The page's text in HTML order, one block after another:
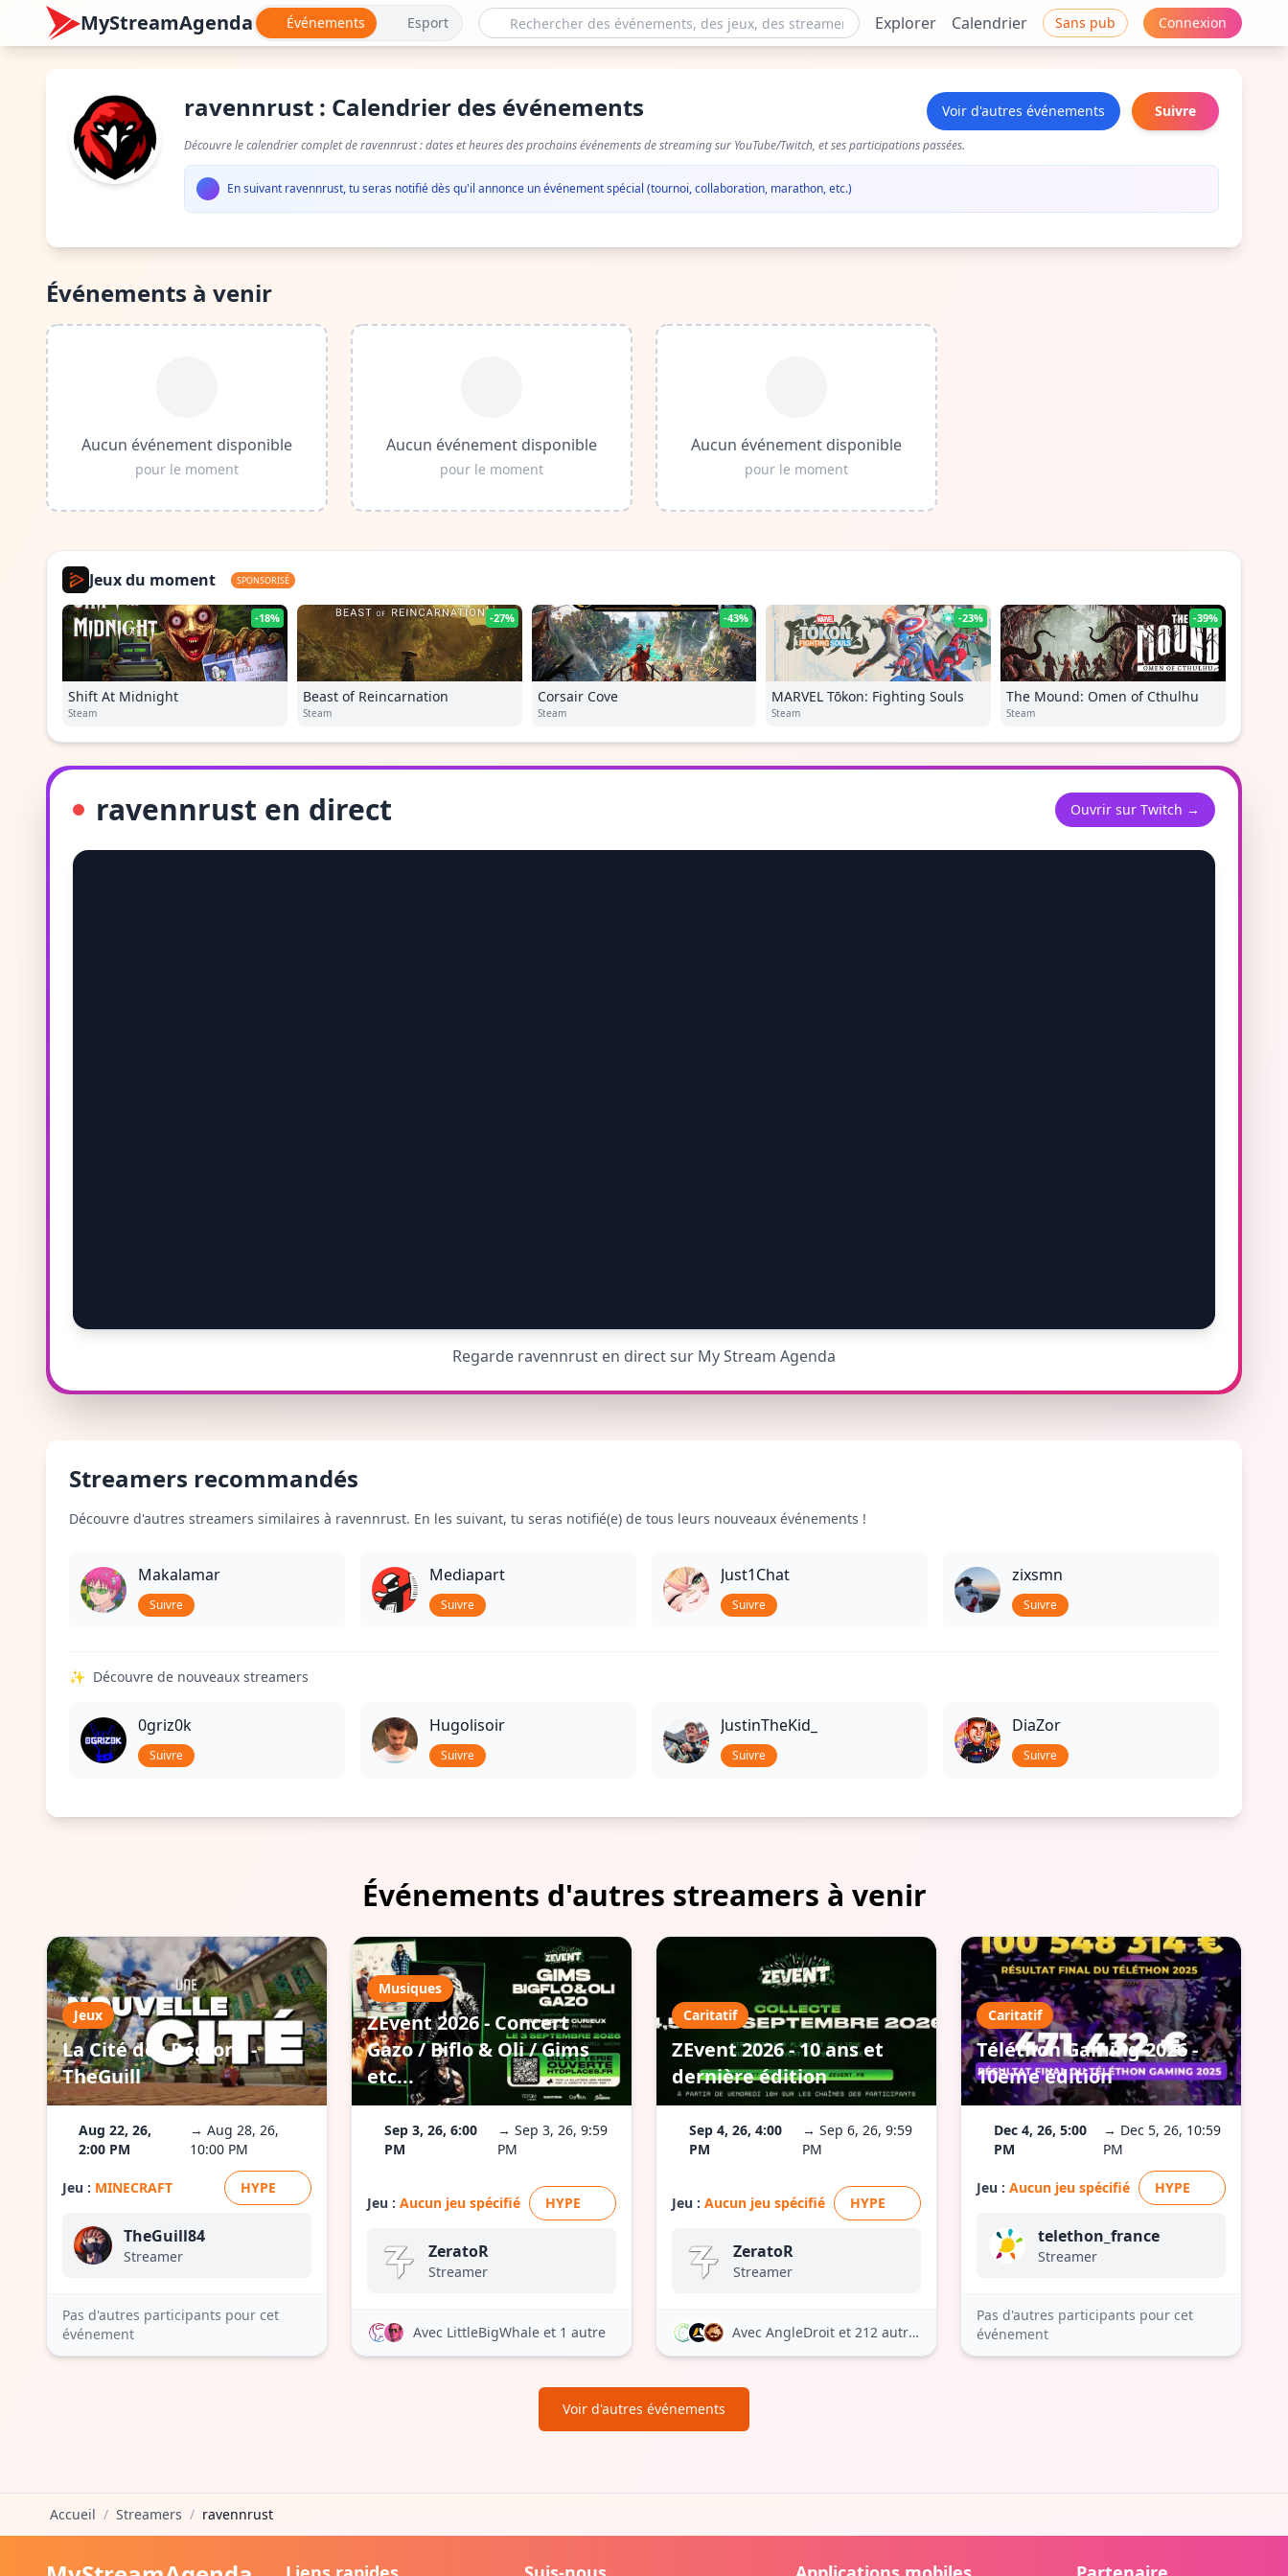
MyStreamAgenda Événements Esport Explorer Calendrier Sans pub Connexion
ravennrust : Calendrier des événements Voir d'autres événements Suivre
Découvre le calendrier complet de ravennrust : dates et heures des prochains événements de streaming sur YouTube/Twitch, et ses participations passées.
En suivant ravennrust, tu seras notifié dès qu'il annonce un événement spécial (tournoi, collaboration, marathon, etc.)
Événements à venir
Aucun événement disponible
pour le moment
Aucun événement disponible
pour le moment
Aucun événement disponible
pour le moment
Jeux du moment SPONSORISÉ
-18%
Shift At Midnight
Steam
-27%
Beast of Reincarnation
Steam
-43%
Corsair Cove
Steam
-23%
MARVEL Tōkon: Fighting Souls
Steam
-39%
The Mound: Omen of Cthulhu
Steam
ravennrust en direct Ouvrir sur Twitch →
Regarde ravennrust en direct sur My Stream Agenda
Streamers recommandés
Découvre d'autres streamers similaires à ravennrust. En les suivant, tu seras notifié(e) de tous leurs nouveaux événements !
Makalamar
Suivre
Mediapart
Suivre
Just1Chat
Suivre
zixsmn
Suivre
✨ Découvre de nouveaux streamers
0griz0k
Suivre
Hugolisoir
Suivre
JustinTheKid_
Suivre
DiaZor
Suivre
Événements d'autres streamers à venir
Jeux
La Cité des Régions -
TheGuill
Aug 22, 26,
2:00 PM
→ Aug 28, 26,
10:00 PM
Jeu : MINECRAFT HYPE
TheGuill84
Streamer
Pas d'autres participants pour cet
événement
Musiques
ZEvent 2026 - Concert
Gazo / Biflo & Oli / Gims
etc...
Sep 3, 26, 6:00
PM
→ Sep 3, 26, 9:59
PM
Jeu : Aucun jeu spécifié HYPE
ZeratoR
Streamer
Avec LittleBigWhale et 1 autre
Caritatif
ZEvent 2026 - 10 ans et
dernière édition
Sep 4, 26, 4:00
PM
→ Sep 6, 26, 9:59
PM
Jeu : Aucun jeu spécifié HYPE
ZeratoR
Streamer
Avec AngleDroitet 212 autres
Caritatif
Téléthon Gaming 2026 -
10ème édition
Dec 4, 26, 5:00
PM
→ Dec 5, 26, 10:59
PM
Jeu : Aucun jeu spécifié HYPE
telethon_france
Streamer
Pas d'autres participants pour cet
événement
Voir d'autres événements
Accueil / Streamers / ravennrust